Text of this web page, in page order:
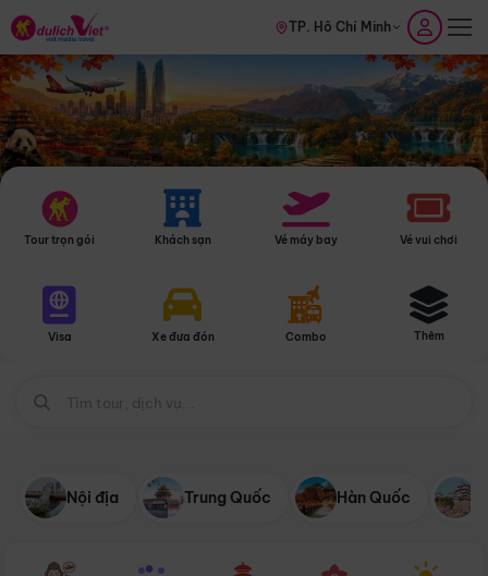
TP. Hồ Chí Minh
Tour trọn gói Khách sạn Vé máy bay Vé vui chơi
Visa Xe đưa đón Combo Thêm
Nội địa Trung Quốc Hàn Quốc